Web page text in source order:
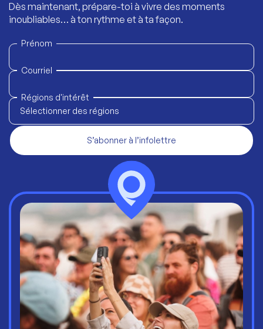
Dès maintenant, prépare-toi à vivre des moments
inoubliables… à ton rythme et à ta façon.
Prénom
Courriel
Régions d'intérêt
Sélectionner des régions
S’abonner à l’infolettre